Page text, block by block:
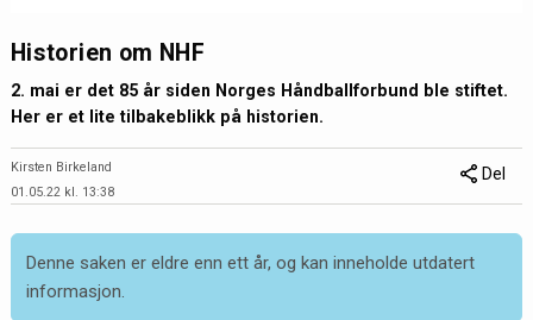
Historien om NHF
2. mai er det 85 år siden Norges Håndballforbund ble stiftet.
Her er et lite tilbakeblikk på historien.
Kirsten Birkeland
01.05.22 kl. 13:38
Del
Denne saken er eldre enn ett år, og kan inneholde utdatert
informasjon.